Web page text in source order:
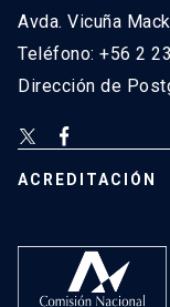
Avda. Vicuña
Teléfono: +56 2
Dirección de
ACREDITACIÓN